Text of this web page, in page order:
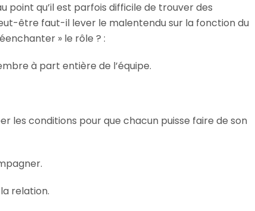
point qu’il est parfois difficile de trouver des
être faut-il lever le malentendu sur la fonction du
» le rôle ? :
à part entière de l’équipe.
les conditions pour que chacun puisse faire de son
relation.